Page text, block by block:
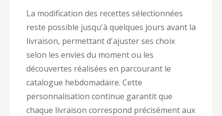
La modification des recettes sélectionnées
reste possible jusqu'à quelques jours avant la
livraison, permettant d'ajuster ses choix
selon les envies du moment ou les
découvertes réalisées en parcourant le
catalogue hebdomadaire. Cette
personnalisation continue garantit que
chaque livraison correspond précisément aux